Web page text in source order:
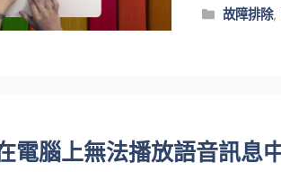
類
故障排除,
電腦上無法播放語音訊息